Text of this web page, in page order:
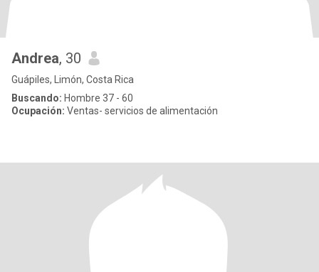
Andrea, 30
Guápiles, Limón, Costa Rica
Buscando: Hombre 37 - 60
Ocupación: Ventas- servicios de alimentación